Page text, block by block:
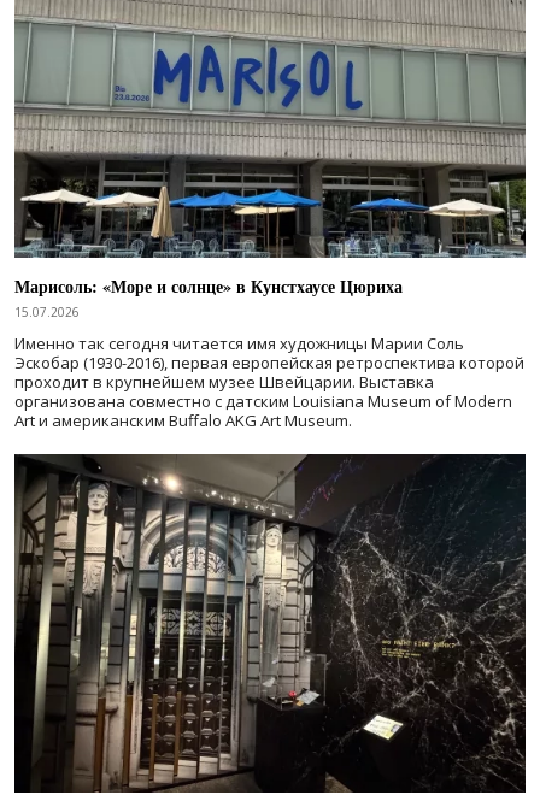
Марисоль: «Море и солнце» в Кунстхаусе Цюриха
15.07.2026
Именно так сегодня читается имя художницы Марии Соль
Эскобар (1930-2016), первая европейская ретроспектива которой
проходит в крупнейшем музее Швейцарии. Выставка
организована совместно с датским Louisiana Museum of Modern
Art и американским Buffalo AKG Art Museum.